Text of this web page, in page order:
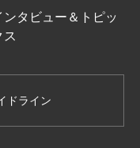
ンタビュー＆トピッ
ス
ドライン